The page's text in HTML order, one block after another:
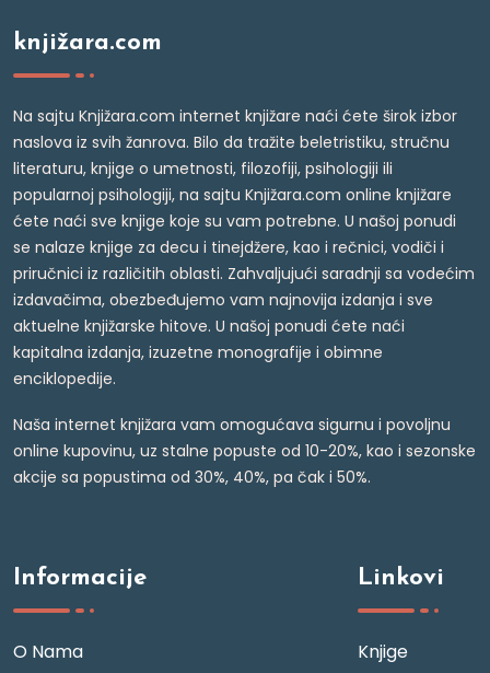
knjižara.com
Na sajtu Knjižara.com internet knjižare naći ćete širok izbor
naslova iz svih žanrova. Bilo da tražite beletristiku, stručnu
literaturu, knjige o umetnosti, filozofiji, psihologiji ili
popularnoj psihologiji, na sajtu Knjižara.com online knjižare
ćete naći sve knjige koje su vam potrebne. U našoj ponudi
se nalaze knjige za decu i tinejdžere, kao i rečnici, vodiči i
priručnici iz različitih oblasti. Zahvaljujući saradnji sa vodećim
izdavačima, obezbeđujemo vam najnovija izdanja i sve
aktuelne knjižarske hitove. U našoj ponudi ćete naći
kapitalna izdanja, izuzetne monografije i obimne
enciklopedije.
Naša internet knjižara vam omogućava sigurnu i povoljnu
online kupovinu, uz stalne popuste od 10-20%, kao i sezonske
akcije sa popustima od 30%, 40%, pa čak i 50%.
Informacije
O Nama
Linkovi
Knjige